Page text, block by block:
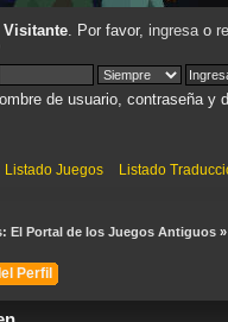
Visitante. Por favor, ingresao
de usuario, contraseña y
Listado Juegos Listado
El Portal de los Juegos Antiguos»
Perfil